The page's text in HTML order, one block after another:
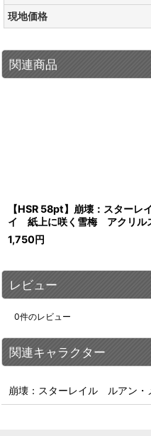
現地価格
関連商品
【HSR 58pt】崩壊：スター
イ 紙上に咲く雪梅 アクリル
1,750円
レビュー
0件のレビュー
関連キャラクター
崩壊：スターレイル ルアン・